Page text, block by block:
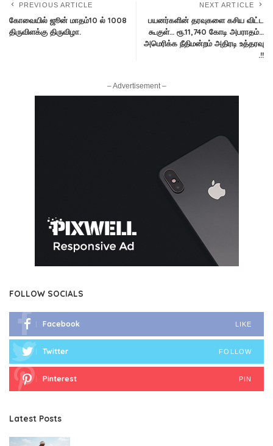
PREVIOUS ARTICLE
கோவையில் ஜூன் மாதம்10 ல் 1008
திருவிளக்கு திருவிழா.
NEXT ARTICLE
பயனர்களின் தரவுகளை கசிய விட்ட
கூகுள்… ரூ.11,740 கோடி அபராதம்…
அமெரிக்க நீதிமன்றம் அதிரடி உத்தரவு
.!!
– Advertisement –
FOLLOW SOCIALS
Facebook LIKE
Twitter FOLLOW
Pinterest PIN
Latest Posts